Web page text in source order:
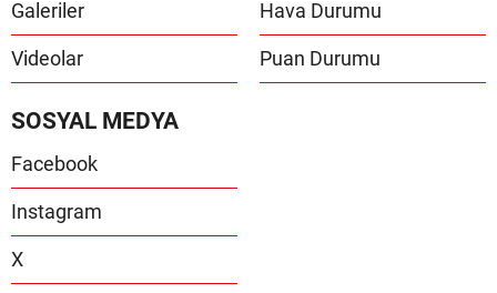
Galeriler
Videolar
Hava Durumu
Puan Durumu
SOSYAL MEDYA
Facebook
Instagram
X